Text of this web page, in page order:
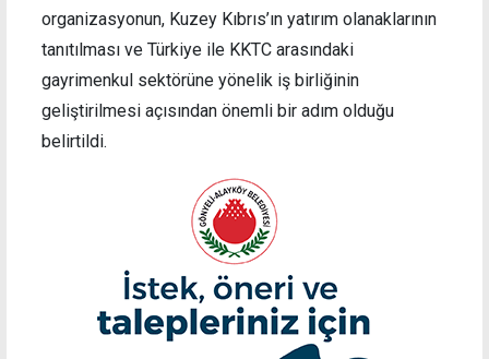
organizasyonun, Kuzey Kıbrıs’ın yatırım olanaklarının
tanıtılması ve Türkiye ile KKTC arasındaki
gayrimenkul sektörüne yönelik iş birliğinin
geliştirilmesi açısından önemli bir adım olduğu
belirtildi.